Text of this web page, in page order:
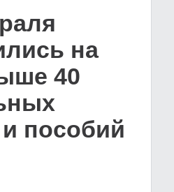
на
40
пособий